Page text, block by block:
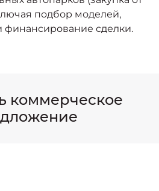
подбор моделей,
финансирование сделки.
коммерческое